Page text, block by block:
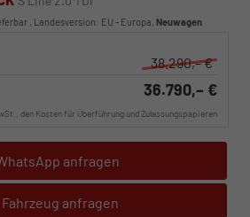
, Landesversion: EU - Europa, Neuwagen
38.290,– €
36.790,– €
den Kosten für Überführung und Zulassungspapieren
anfragen
Fahrzeug anfragen